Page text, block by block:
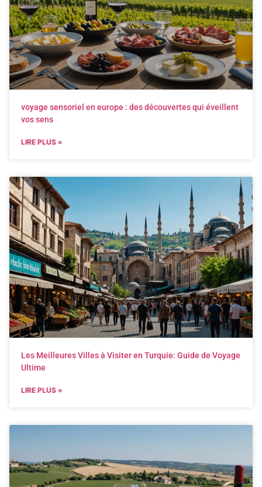
voyage sensoriel en europe : des découvertes qui éveillent
vos sens
LIRE PLUS »
Les Meilleures Villes à Visiter en Turquie: Guide de Voyage
Ultime
LIRE PLUS »